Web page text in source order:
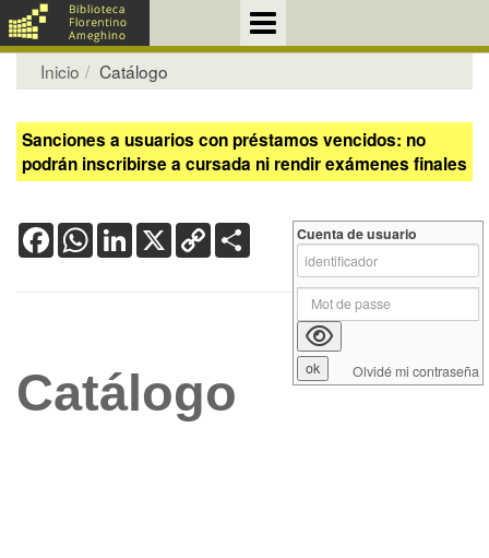
Inicio Catálogo
Sanciones a usuarios con préstamos vencidos: no
podrán inscribirse a cursada ni rendir exámenes finales
FacebookWhatsApp
LinkedIn
X Copy
Link
Catálogo
Cuenta de usuario
Olvidé mi contraseña